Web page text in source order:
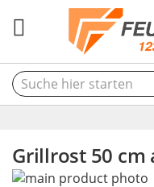
Grillrost 50 cm
Skip